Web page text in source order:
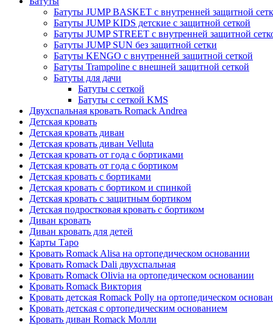
Батуты JUMP BASKET с внутренней защитной
Батуты JUMP KIDS детские с защитной сеткой
Батуты JUMP STREET с внутренней защитной
Батуты JUMP SUN без защитной сетки
Батуты KENGO с внутренней защитной сеткой
Батуты Trampoline с внешней защитной сеткой
Батуты для дачи
Батуты с сеткой
Батуты с сеткой KMS
Двухспальная кровать Romack Andrea
Детская кровать
Детская кровать диван
Детская кровать диван Velluta
Детская кровать от года с бортиками
Детская кровать от года с бортиком
Детская кровать с бортиками
Детская кровать с бортиком и спинкой
Детская кровать с защитным бортиком
Детская подростковая кровать с бортиком
Диван кровать
Диван кровать для детей
Карты Таро
Кровать Romack Alisa на ортопедическом основании
Кровать Romack Dali двухспальная
Кровать Romack Olivia на ортопедическом основании
Кровать Romack Виктория
Кровать детская Romack Polly на ортопедическом
Кровать детская с ортопедическим основанием
Кровать диван Romack Молли